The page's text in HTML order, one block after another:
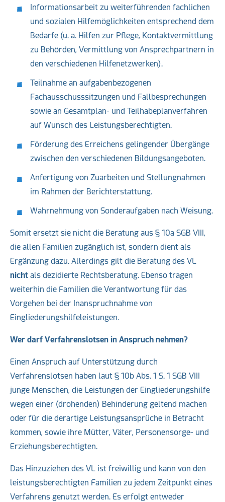
Informationsarbeit zu weiterführenden fachlichen
und sozialen Hilfemöglichkeiten entsprechend dem
Bedarfe (u. a. Hilfen zur Pflege, Kontaktvermittlung
zu Behörden, Vermittlung von Ansprechpartnern in
den verschiedenen Hilfenetzwerken).
Teilnahme an aufgabenbezogenen
Fachausschusssitzungen und Fallbesprechungen
sowie an Gesamtplan- und Teilhabeplanverfahren
auf Wunsch des Leistungsberechtigten.
Förderung des Erreichens gelingender Übergänge
zwischen den verschiedenen Bildungsangeboten.
Anfertigung von Zuarbeiten und Stellungnahmen
im Rahmen der Berichterstattung.
Wahrnehmung von Sonderaufgaben nach Weisung.
Somit ersetzt sie nicht die Beratung aus § 10a SGB VIII,
die allen Familien zugänglich ist, sondern dient als
Ergänzung dazu. Allerdings gilt die Beratung des VL
nicht als dezidierte Rechtsberatung. Ebenso tragen
weiterhin die Familien die Verantwortung für das
Vorgehen bei der Inanspruchnahme von
Eingliederungshilfeleistungen.
Wer darf Verfahrenslotsen in Anspruch nehmen?
Einen Anspruch auf Unterstützung durch
Verfahrenslotsen haben laut § 10b Abs. 1 S. 1 SGB VIII
junge Menschen, die Leistungen der Eingliederungshilfe
wegen einer (drohenden) Behinderung geltend machen
oder für die derartige Leistungsansprüche in Betracht
kommen, sowie ihre Mütter, Väter, Personensorge- und
Erziehungsberechtigten.
Das Hinzuziehen des VL ist freiwillig und kann von den
leistungsberechtigten Familien zu jedem Zeitpunkt eines
Verfahrens genutzt werden. Es erfolgt entweder